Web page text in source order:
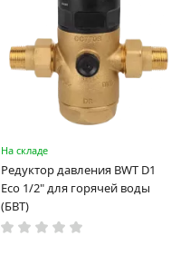
На складе
Редуктор давления BWT D1
Eco 1/2" для горячей воды
(БВТ)